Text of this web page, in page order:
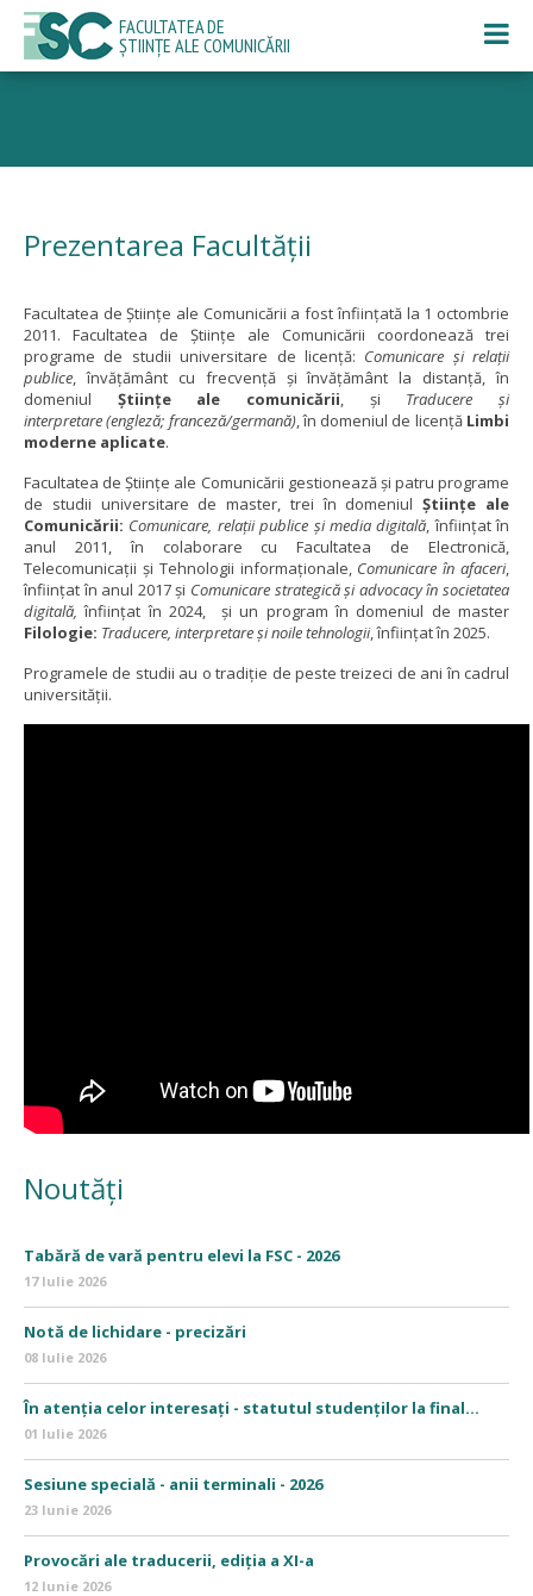
FACULTATEA DE
ȘTIINȚE ALE COMUNICĂRII
Prezentarea Facultății
Facultatea de Științe ale Comunicării a fost înființată la 1 octombrie
2011. Facultatea de Ştiinţe ale Comunicării coordonează trei
programe de studii universitare de licenţă: Comunicare şi relaţii
publice, învăţământ cu frecvență şi învățământ la distanţă, în
domeniul Ştiinţe ale comunicării, şi Traducere şi
interpretare(engleză; franceză/germană), în domeniul de licenţă Limbi
moderne aplicate.
Facultatea de Ştiinţe ale Comunicării gestionează și patru programe
de studii universitare de master, trei în domeniulȘtiințe ale
Comunicării: Comunicare, relaţii publice şi media digitală, înfiinţat în
anul 2011, în colaborare cu Facultatea de Electronică,
Telecomunicaţii și Tehnologii informaționale, Comunicare în afaceri,
înființat în anul 2017 și Comunicare strategică și advocacy în societatea
digitală,înființat în 2024,
și un program în domeniul de master
Filologie: Traducere, interpretare și noile tehnologii, înființat în 2025.
Programele de studii au o tradiție de peste treizeci de ani în cadrul
universității.
Noutăți
Tabără de vară pentru elevi la FSC - 2026
17 Iulie 2026
Notă de lichidare - precizări
08 Iulie 2026
În atenția celor interesați - statutul studenților la final...
01 Iulie 2026
Sesiune specială - anii terminali - 2026
23 Iunie 2026
Provocări ale traducerii, ediția a XI-a
12 Iunie 2026